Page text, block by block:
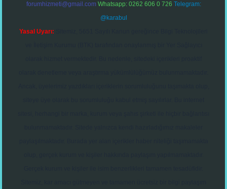
forumhizmeti@gmail.com Whatsapp: 0262 606 0 726 Telegram:
@karabul
Yasal Uyarı: